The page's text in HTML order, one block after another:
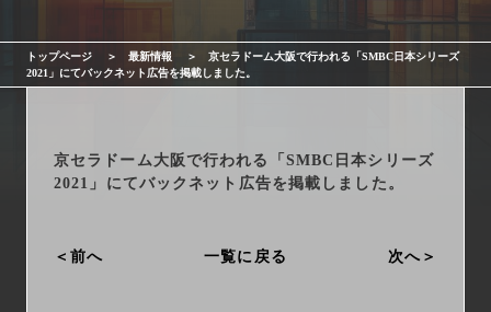
arrow_right_alt
最新情報 arrow_right_alt
トップページ 最新情報
京セラドーム大阪で行われる「SMBC日本シリーズ
2021」にてバックネット広告を掲載しました。
京セラドーム大阪で行われる「SMBC日本シリーズ
2021」にてバックネット広告を掲載しました。
前へ 一覧に戻る 次へ